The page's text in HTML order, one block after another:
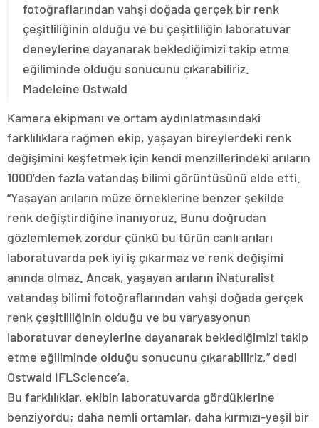
fotoğraflarından vahşi doğada gerçek bir renk
çeşitliliğinin olduğu ve bu çeşitliliğin laboratuvar
deneylerine dayanarak beklediğimizi takip etme
eğiliminde olduğu sonucunu çıkarabiliriz.
Madeleine Ostwald
Kamera ekipmanı ve ortam aydınlatmasındaki
farklılıklara rağmen ekip, yaşayan bireylerdeki renk
değişimini keşfetmek için kendi menzillerindeki arıların
1000’den fazla vatandaş bilimi görüntüsünü elde etti.
“Yaşayan arıların müze örneklerine benzer şekilde
renk değiştirdiğine inanıyoruz. Bunu doğrudan
gözlemlemek zordur çünkü bu türün canlı arıları
laboratuvarda pek iyi iş çıkarmaz ve renk değişimi
anında olmaz. Ancak, yaşayan arıların iNaturalist
vatandaş bilimi fotoğraflarından vahşi doğada gerçek
renk çeşitliliğinin olduğu ve bu varyasyonun
laboratuvar deneylerine dayanarak beklediğimizi takip
etme eğiliminde olduğu sonucunu çıkarabiliriz,” dedi
Ostwald IFLScience’a.
Bu farklılıklar, ekibin laboratuvarda gördüklerine
benziyordu; daha nemli ortamlar, daha kırmızı-yeşil bir